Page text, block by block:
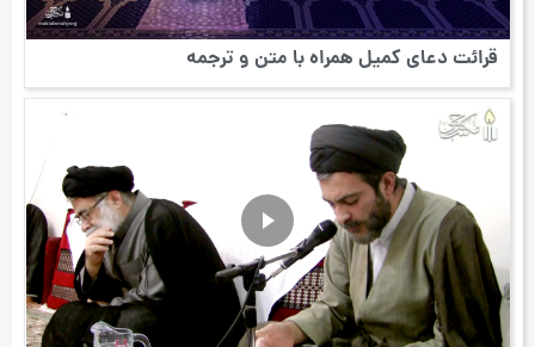
قرائت دعای کمیل همراه با متن و ترجمه